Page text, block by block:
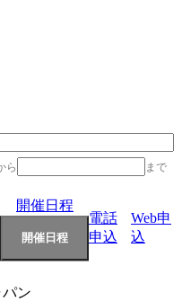
ら まで
開催日程
電話
申込
Web申
込
ン